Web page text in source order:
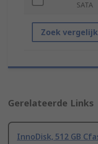
SATA
Zoek
Gerelateerde Links
InnoDisk, 512 GB